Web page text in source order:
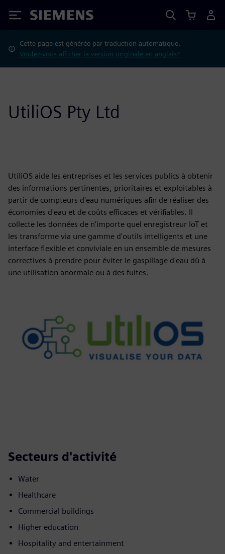
Siemens
Cette page est générée par traduction automatique.
Voulez-vous afficher la version originale en anglais?
UtiliOS Pty Ltd
UtiliOS aide les entreprises et les services publics à obtenir
des informations pertinentes, prioritaires et exploitables à
partir de compteurs d'eau numériques afin de réaliser des
économies d'eau et de coûts efficaces et vérifiables. Il
collecte les données de n'importe quel enregistreur IoT et
les transforme via une gamme d'outils intelligents et une
interface flexible et conviviale en un ensemble de mesures
correctives à prendre pour éviter le gaspillage d'eau dû à
une utilisation anormale ou à des fuites.
Secteurs d'activité
Water
Healthcare
Commercial buildings
Higher education
Hospitality and entertainment